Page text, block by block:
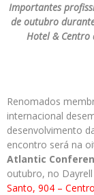
Importantes
de outubro
Hotel & Centro
Renomados
internacional
desenvolvimento
encontro será na
Atlantic
outubro, no
Santo, 904 – Centro